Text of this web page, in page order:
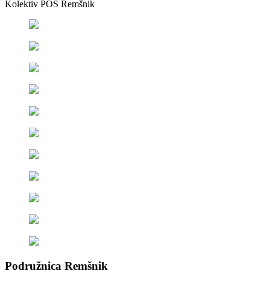
Kolektiv POŠ Remšnik
Podružnica Remšnik